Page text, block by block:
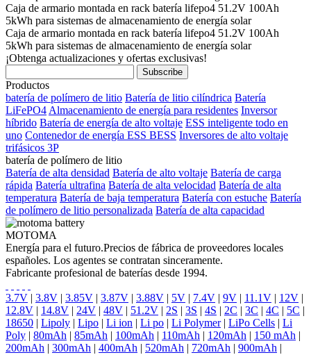
Caja de armario montada en rack batería lifepo4 51.2V 100Ah
5kWh para sistemas de almacenamiento de energía solar
Caja de armario montada en rack batería lifepo4 51.2V 100Ah
5kWh para sistemas de almacenamiento de energía solar
¡Obtenga actualizaciones y ofertas exclusivas!
Productos
batería de polímero de litio Batería de litio cilíndrica Batería
LiFePO4 Almacenamiento de energía para residentes Inversor
híbrido Batería de energía de alto voltaje ESS inteligente todo en
uno Contenedor de energía ESS BESS Inversores de alto voltaje
trifásicos 3P
batería de polímero de litio
Batería de alta densidad Batería de alto voltaje Batería de carga
rápida Batería ultrafina Batería de alta velocidad Batería de alta
temperatura Batería de baja temperatura Batería con estuche Batería
de polímero de litio personalizada Batería de alta capacidad
MOTOMA
Energía para el futuro.Precios de fábrica de proveedores locales
españoles. Los agentes se contratan sinceramente.
Fabricante profesional de baterías desde 1994.
3.7V | 3.8V | 3.85V | 3.87V | 3.88V | 5V | 7.4V | 9V | 11.1V | 12V |
12.8V | 14.8V | 24V | 48V | 51.2V | 2S | 3S | 4S | 2C | 3C | 4C | 5C |
18650 | Lipoly | Lipo | Li ion | Li po | Li Polymer| LiPo Cells | Li
Poly | 80mAh | 85mAh | 100mAh | 110mAh | 120mAh | 150 mAh |
200mAh | 300mAh | 400mAh | 520mAh | 720mAh | 900mAh |